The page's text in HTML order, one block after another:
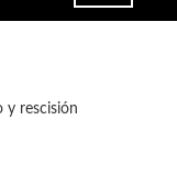
y rescisión